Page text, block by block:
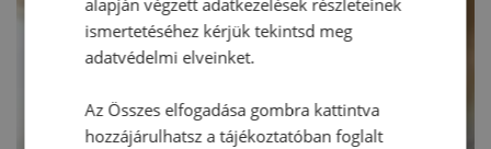
ismertetéséhez kérjük tekintsd meg
adatvédelmi elveinket.
Az Összes elfogadása gombra kattintva
hozzájárulhatsz a tájékoztatóban foglalt